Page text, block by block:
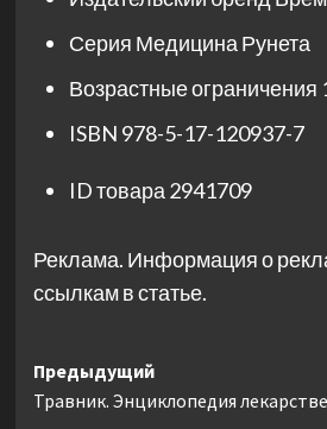
Серия Медицина Рунета
Возрастные ограничения
ISBN 978-5-17-120937-7
ID товара 2941709
Реклама. Информация о
ссылкам в статье.
Навигация
записи
Предыдущий
Травник. Энциклопедия